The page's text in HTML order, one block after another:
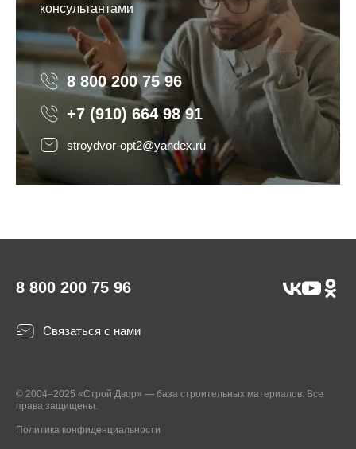
консультантами
8 800 200 75 96 8 800 200 75 96
+7 (910) 664 98 91
stroydvor-opt2@yandex.ru
8 800 200 75 96
Связаться с нами
© 2004–2025 «Строй Двор» — база строительных материалов. Все
права защищены.
Политика конфиденциальности